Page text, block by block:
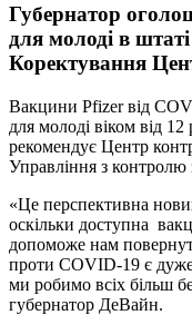
Губернатор
для молоді в
Коректування
Вакцини Pfizer від
для молоді віком від
рекомендує Центр
Управління з
«Це перспективна
оскільки доступна
допоможе нам
проти COVID-19 є
ми робимо всіх більш
губернатор ДеВайн.